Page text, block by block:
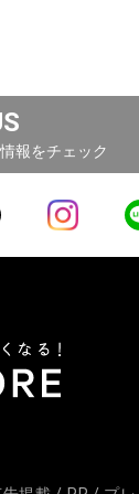
報をチェック